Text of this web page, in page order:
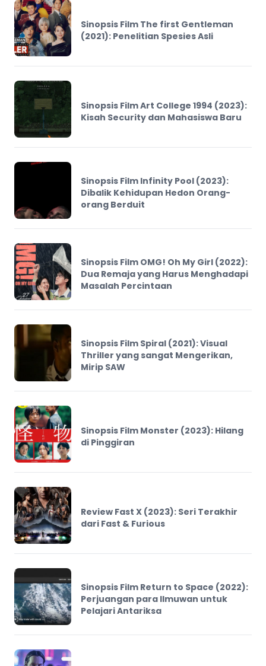
Sinopsis Film The first Gentleman
(2021): Penelitian Spesies Asli
Sinopsis Film Art College 1994 (2023):
Kisah Security dan Mahasiswa Baru
Sinopsis Film Infinity Pool (2023):
Dibalik Kehidupan Hedon Orang-
orang Berduit
Sinopsis Film OMG! Oh My Girl (2022):
Dua Remaja yang Harus Menghadapi
Masalah Percintaan
Sinopsis Film Spiral (2021): Visual
Thriller yang sangat Mengerikan,
Mirip SAW
Sinopsis Film Monster (2023): Hilang
di Pinggiran
Review Fast X (2023): Seri Terakhir
dari Fast & Furious
Sinopsis Film Return to Space (2022):
Perjuangan para Ilmuwan untuk
Pelajari Antariksa